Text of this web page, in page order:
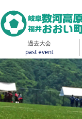
過去大会
past event